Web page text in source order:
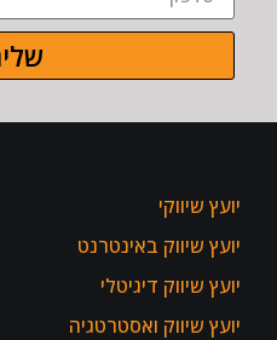
יועץ שיווקי
יועץ שיווק באינטרנט
יועץ שיווק דיגיטלי
יועץ שיווק ואסטרטגיה